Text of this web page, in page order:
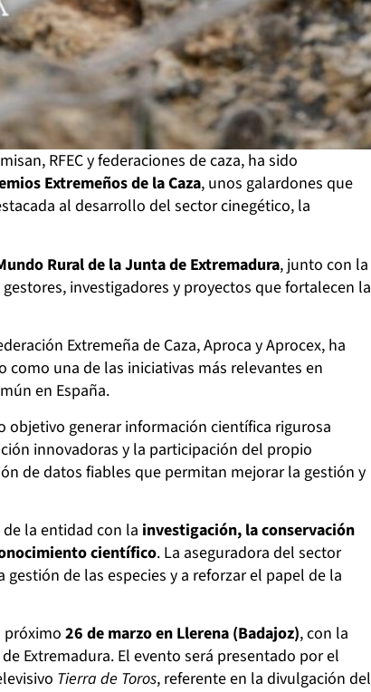
RFEC y federaciones de caza, ha sido
Extremeños de la Caza, unos galardones que
al desarrollo del sector cinegético, la
Rural de la Junta de Extremadura, junto con la
investigadores y proyectos que fortalecen la
Extremeña de Caza, Aproca y Aprocex, ha
como una de las iniciativas más relevantes en
en España.
objetivo generar información científica rigurosa
innovadoras y la participación del propio
de datos fiables que permitan mejorar la gestión y
la entidad con la investigación, la conservación
científico. La aseguradora del sector
de las especies y a reforzar el papel de la
26 de marzo en Llerena (Badajoz), con la
Extremadura. El evento será presentado por el
Tierra de Toros, referente en la divulgación del